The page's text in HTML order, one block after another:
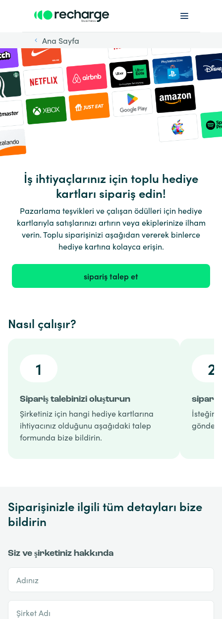
Ana Sayfa
İş ihtiyaçlarınız için toplu hediye
kartları sipariş edin!
Pazarlama teşvikleri ve çalışan ödülleri için hediye
kartlarıyla satışlarınızı artırın veya ekiplerinize ilham
verin. Toplu siparişinizi aşağıdan vererek binlerce
hediye kartına kolayca erişin.
sipariş talep et
Nasıl çalışır?
1
Sipariş talebinizi oluşturun
Şirketiniz için hangi hediye kartlarına
ihtiyacınız olduğunu aşağıdaki talep
formunda bize bildirin.
2
Siparişinizle ilgili tüm detayları bize
bildirin
Siz ve şirketiniz hakkında
Adınız
Şirket Adı